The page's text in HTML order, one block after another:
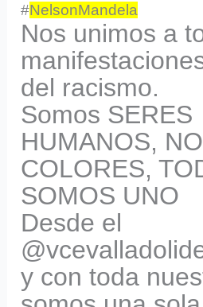
#NelsonMandela
Nos unimos a
del racismo.
Somos SERES
HUMANOS,
COLORES,
SOMOS UNO
Desde el
y con toda